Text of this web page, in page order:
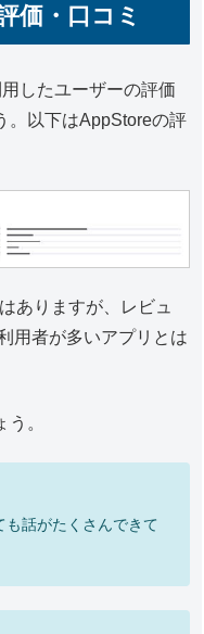
価・口コミ
したユーザーの評価
。以下はAppStoreの評
ありますが、レビュ
用者が多いアプリとは
。
話がたくさんできて